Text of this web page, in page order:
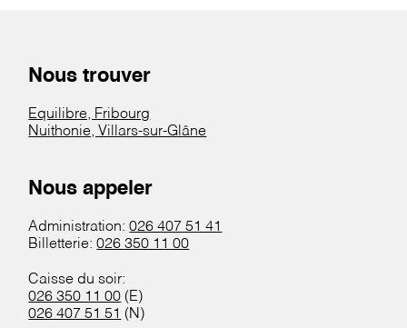
Nous trouver
Equilibre, Fribourg
Nuithonie, Villars-sur-Glâne
Nous appeler
Administration:026 407 51 41
Billetterie:026 350 11 00
Caisse du soir:
026 350 11 00 (E)
026 407 51 51 (N)